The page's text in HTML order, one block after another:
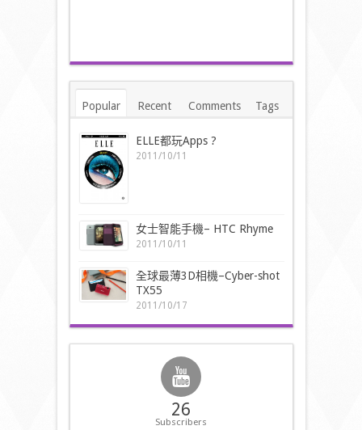
Popular Recent Comments Tags
ELLE都玩Apps ?
2011/10/11
女士智能手機– HTC Rhyme
2011/10/11
全球最薄3D相機–Cyber-shot
TX55
2011/10/17
26
Subscribers